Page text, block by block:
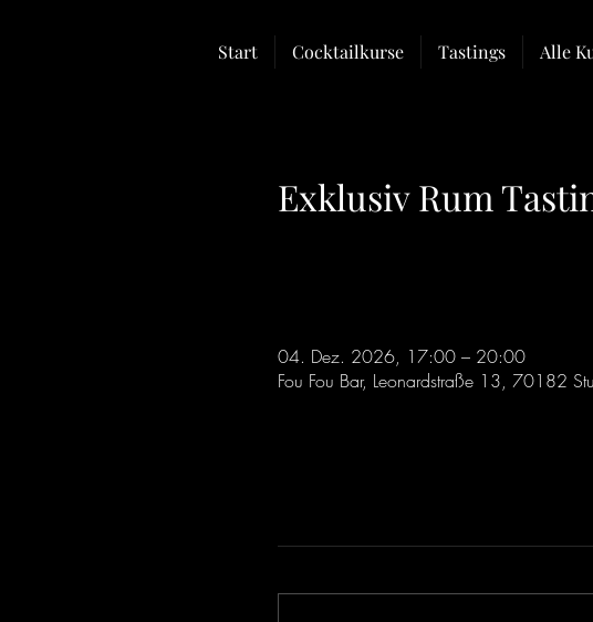
Start Cocktailkurse Tastings Alle
Exklusiv Rum
04. Dez. 2026, 17:00 – 20:00
Fou Fou Bar, Leonardstraße 13, 70182